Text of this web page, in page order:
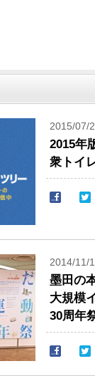
2015/07/
2015年
衆トイ
2014/11/
墨田の
大規模
30周年